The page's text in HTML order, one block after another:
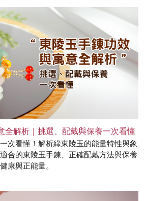
全解析｜挑選、配戴與保養一次看懂
次看懂！解析綠東陵玉的能量特性與象
合的東陵玉手鍊、正確配戴方法與保養
康與正能量。